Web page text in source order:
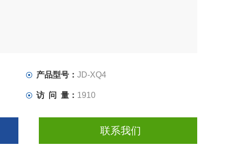
产品型号： JD-XQ4
访 问 量： 1910
联系我们